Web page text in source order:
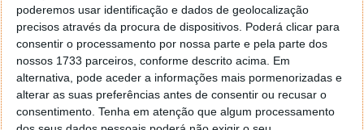
poderemos usar identificação e dados de geolocalização
precisos através da procura de dispositivos. Poderá clicar para
consentir o processamento por nossa parte e pela parte dos
nossos 1733 parceiros, conforme descrito acima. Em
alternativa, pode aceder a informações mais pormenorizadas e
alterar as suas preferências antes de consentir ou recusar o
consentimento. Tenha em atenção que algum processamento
Apesar de uma relação inicialmente próxima com o
Presidente, Musk foi-se afastando gradualmente do
trabalho no DOGE. Este departamento implementou
medidas controversas, incluindo a demissão de
funcionários federais e a recomendação de redução
das operações governamentais. Já em abril, o